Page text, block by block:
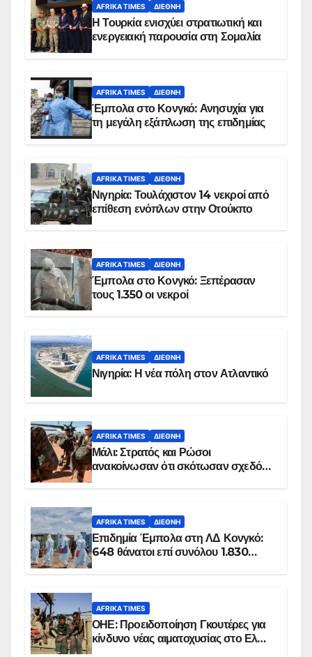
AFRIKA TIMES ΔΙΕΘΝΉ
Η Τουρκία ενισχύει στρατιωτική και
ενεργειακή παρουσία στη Σομαλία
AFRIKA TIMES ΔΙΕΘΝΉ
Έμπολα στο Κονγκό: Ανησυχία για
τη μεγάλη εξάπλωση της επιδημίας
AFRIKA TIMES ΔΙΕΘΝΉ
Νιγηρία: Τουλάχιστον 14 νεκροί από
επίθεση ενόπλων στην Οτούκπο
AFRIKA TIMES ΔΙΕΘΝΉ
Έμπολα στο Κονγκό: Ξεπέρασαν
τους 1.350 οι νεκροί
AFRIKA TIMES ΔΙΕΘΝΉ
Νιγηρία: Η νέα πόλη στον Ατλαντικό
AFRIKA TIMES ΔΙΕΘΝΉ
Μάλι: Στρατός και Ρώσοι
ανακοίνωσαν ότι σκότωσαν σχεδόν
AFRIKA TIMES ΔΙΕΘΝΉ
Επιδημία Έμπολα στη ΛΔ Κονγκό:
648 θάνατοι επί συνόλου 1.830
AFRIKA TIMES
ΟΗΕ: Προειδοποίηση Γκουτέρες για
κίνδυνο νέας αιματοχυσίας στο Ελ